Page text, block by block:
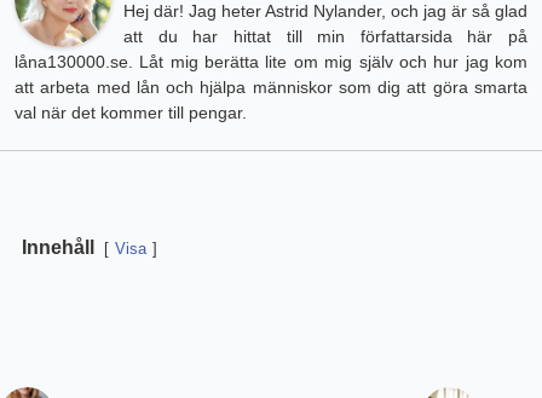
Hej där! Jag heter Astrid Nylander, och jag är så glad
att du har hittat till min författarsida här på
låna130000.se. Låt mig berätta lite om mig själv och hur jag kom
att arbeta med lån och hjälpa människor som dig att göra smarta
val när det kommer till pengar.
Innehåll Visa